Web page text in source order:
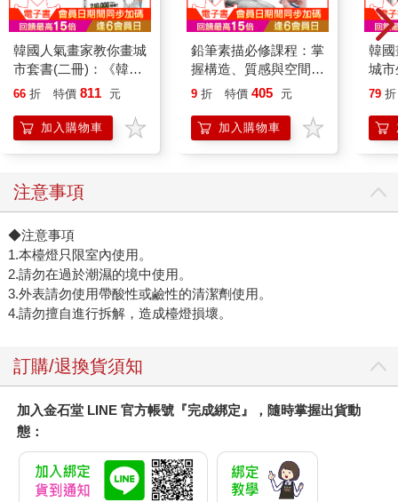
韓國人氣畫家教你畫城
市套書(二冊)：《韓國
畫家CaCol—手繪城市
週學會畫街景》
66 折 特價 811 元
加入購物車
鉛筆素描必修課程：掌
握構造、質感與空間的
觀察技巧
9 折 特價 405 元
加入購物車
韓
城
了
畫
79 折
注意事項
◆注意事項
1.本檯燈只限室內使用。
2.請勿在過於潮濕的境中使用。
3.外表請勿使用帶酸性或鹼性的清潔劑使用。
4.請勿擅自進行拆解，造成檯燈損壞。
訂購/退換貨須知
加入金石堂 LINE 官方帳號『完成綁定』，隨時掌握出貨動
態：